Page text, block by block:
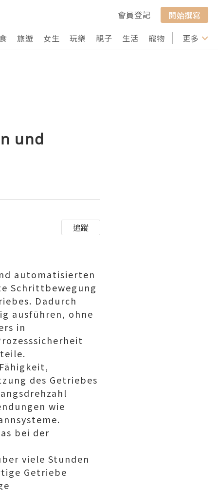
會員登記
開始撰寫
旅遊 女生 玩樂 親子 生活 寵物 行山 打卡
更多
und
追蹤
automatisierten
Schrittbewegung
Dadurch
ausführen, ohne
in
des Getriebes
wie
bei der
viele Stunden
Getriebe